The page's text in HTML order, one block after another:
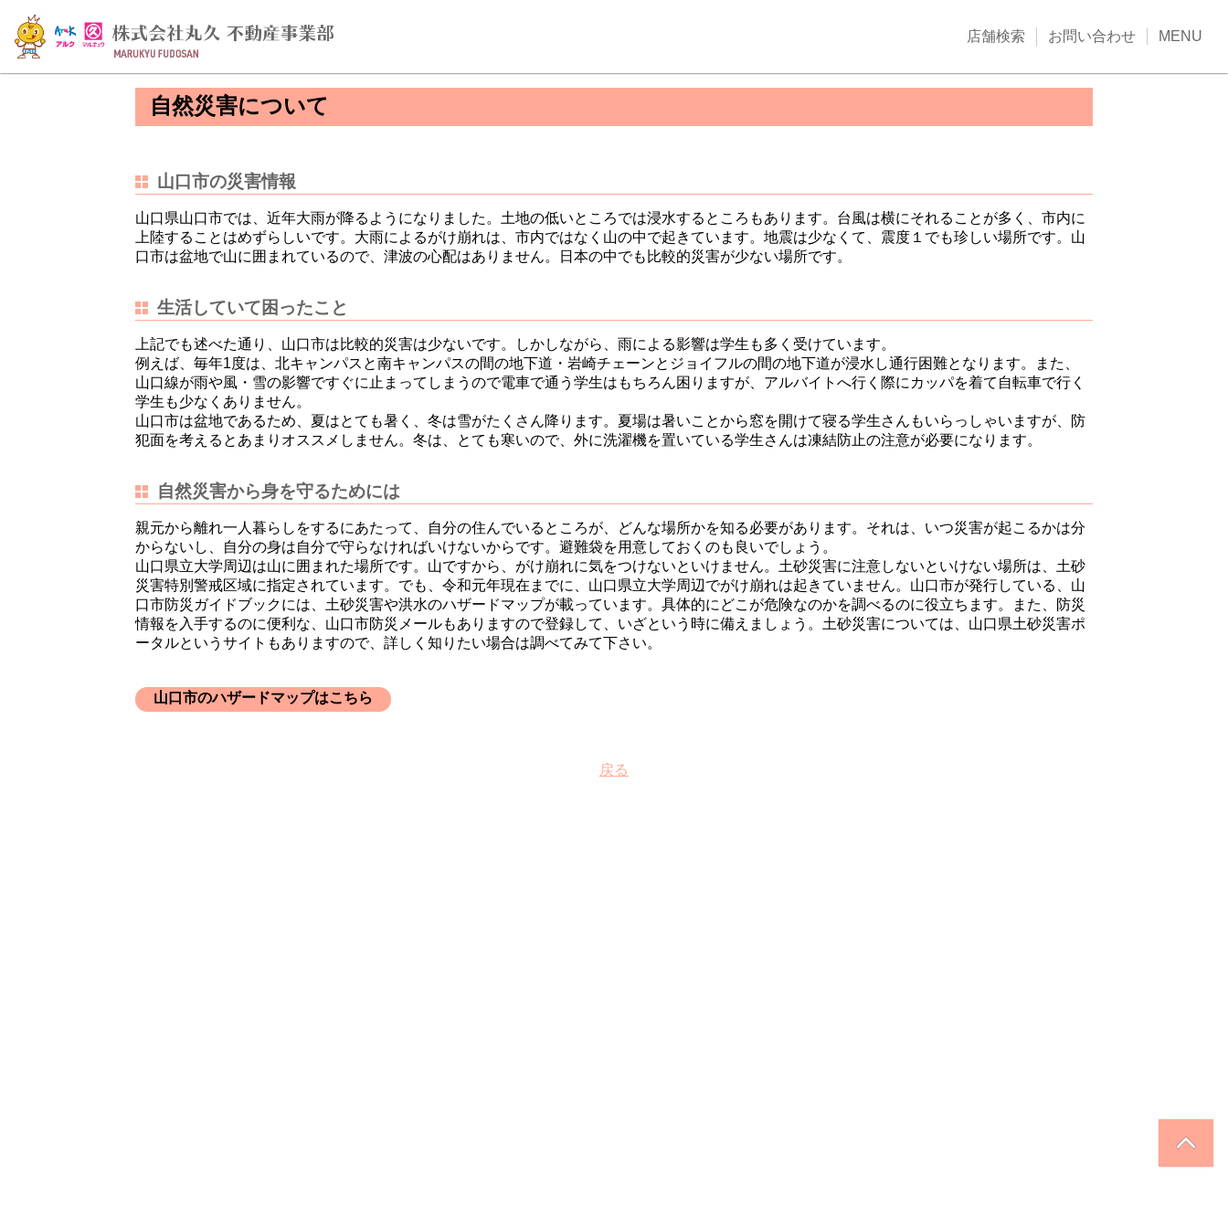
店舗検索 お問い合わせ MENU
自然災害について
山口市の災害情報
山口県山口市では、近年大雨が降るようになりました。土地の低いところでは浸水するところもあります。台風は横にそれることが多く、市内に
上陸することはめずらしいです。大雨によるがけ崩れは、市内ではなく山の中で起きています。地震は少なくて、震度１でも珍しい場所です。山
口市は盆地で山に囲まれているので、津波の心配はありません。日本の中でも比較的災害が少ない場所です。
生活していて困ったこと
上記でも述べた通り、山口市は比較的災害は少ないです。しかしながら、雨による影響は学生も多く受けています。
例えば、毎年1度は、北キャンパスと南キャンパスの間の地下道・岩崎チェーンとジョイフルの間の地下道が浸水し通行困難となります。また、
山口線が雨や風・雪の影響ですぐに止まってしまうので電車で通う学生はもちろん困りますが、アルバイトへ行く際にカッパを着て自転車で行く
学生も少なくありません。
山口市は盆地であるため、夏はとても暑く、冬は雪がたくさん降ります。夏場は暑いことから窓を開けて寝る学生さんもいらっしゃいますが、防
犯面を考えるとあまりオススメしません。冬は、とても寒いので、外に洗濯機を置いている学生さんは凍結防止の注意が必要になります。
自然災害から身を守るためには
親元から離れ一人暮らしをするにあたって、自分の住んでいるところが、どんな場所かを知る必要があります。それは、いつ災害が起こるかは分
からないし、自分の身は自分で守らなければいけないからです。避難袋を用意しておくのも良いでしょう。
山口県立大学周辺は山に囲まれた場所です。山ですから、がけ崩れに気をつけないといけません。土砂災害に注意しないといけない場所は、土砂
災害特別警戒区域に指定されています。でも、令和元年現在までに、山口県立大学周辺でがけ崩れは起きていません。山口市が発行している、山
口市防災ガイドブックには、土砂災害や洪水のハザードマップが載っています。具体的にどこが危険なのかを調べるのに役立ちます。また、防災
情報を入手するのに便利な、山口市防災メールもありますので登録して、いざという時に備えましょう。土砂災害については、山口県土砂災害ポ
ータルというサイトもありますので、詳しく知りたい場合は調べてみて下さい。
山口市のハザードマップはこちら
戻る